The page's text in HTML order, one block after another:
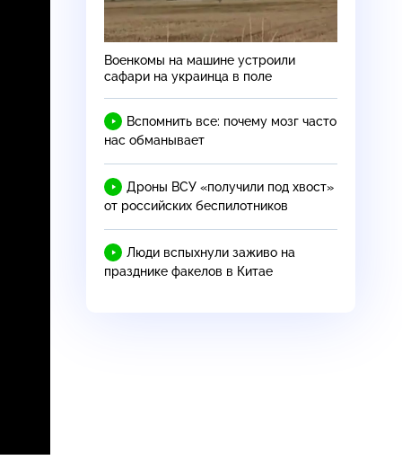
Военкомы на машине устроили
сафари на украинца в поле
Вспомнить все: почему мозг часто
нас обманывает
Дроны ВСУ «получили под хвост»
от российских беспилотников
Люди вспыхнули заживо на
празднике факелов в Китае